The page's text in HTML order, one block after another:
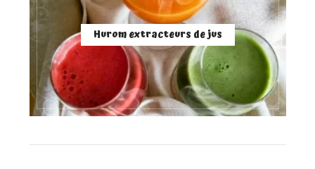
Hurom extracteurs de jus